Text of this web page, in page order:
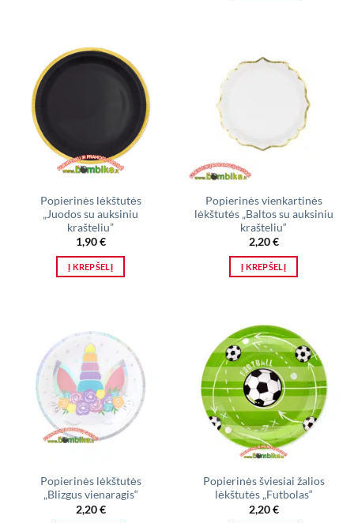
Popierinės lėkštutės
„Juodos su auksiniu
krašteliu”
1,90€
Į KREPŠELĮ
Popierinės vienkartinės
lėkštutės „Baltos su auksiniu
krašteliu“
2,20€
Į KREPŠELĮ
Popierinės lėkštutės
„Blizgus vienaragis“
2,20€
Popierinės šviesiai žalios
lėkštutės „Futbolas“
2,20€